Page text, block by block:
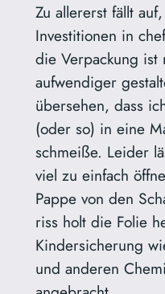
Zu allererst fällt
Investitionen in
die Verpackung ist
aufwendiger
übersehen, dass
(oder so) in eine
schmeiße. Leider
viel zu einfach
Pappe von den
riss holt die Folie
Kindersicherung
und anderen